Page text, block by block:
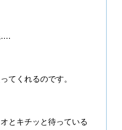
….
くれるのです。
とキチッと待っている